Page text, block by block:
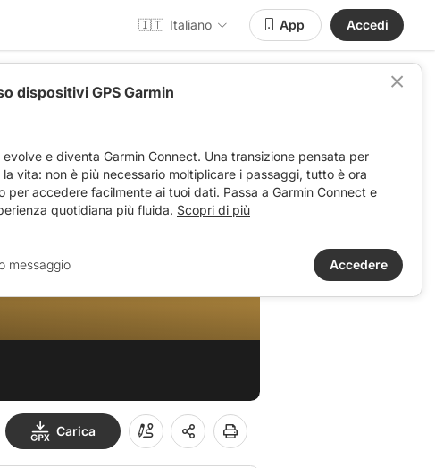
🇮🇹 Italiano App Accedi
Carica
dispositivi GPS Garmin
evolve e diventa Garmin Connect. Una transizione pensata per
vita: non è più necessario moltiplicare i passaggi, tutto è ora
per accedere facilmente ai tuoi dati. Passa a Garmin Connect e
quotidiana più fluida. Scopri di più
messaggio Accedere